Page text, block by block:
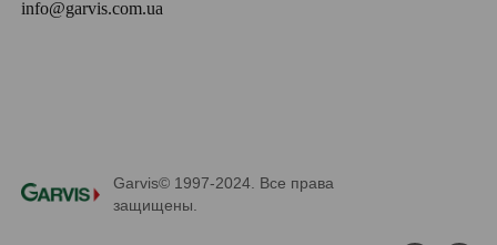
info@garvis.com.ua
Garvis© 1997-2024. Все права
защищены.